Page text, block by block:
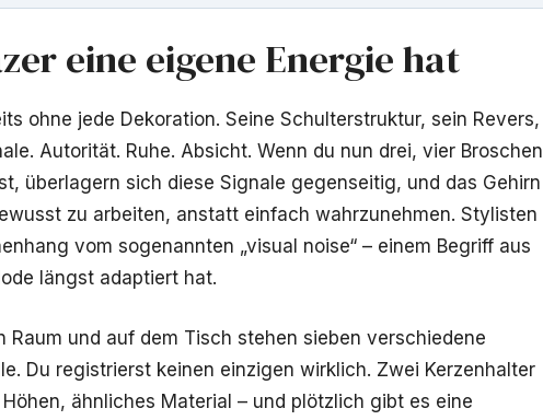
eine eigene Energie hat
ohne jede Dekoration. Seine Schulterstruktur, sein Revers,
Autorität. Ruhe. Absicht. Wenn du nun drei, vier Broschen
überlagern sich diese Signale gegenseitig, und das Gehirn
zu arbeiten, anstatt einfach wahrzunehmen. Stylisten
vom sogenannten „visual noise“ – einem Begriff aus
längst adaptiert hat.
Raum und auf dem Tisch stehen sieben verschiedene
Du registrierst keinen einzigen wirklich. Zwei Kerzenhalter
ähnliches Material – und plötzlich gibt es eine